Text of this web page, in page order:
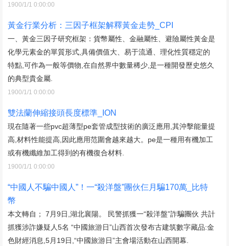
1900/1/1 0:00:00
黃金行業分析：三因子框架解釋黃金走勢_CPI
一、黃金三因子研究框架：貨幣屬性、金融屬性、避險屬性黃金是
化學元素金的單質形式,具備價值大、易于流通、理化性質穩定的
特點,可作為一般等價物,在自然界中數量稀少,是一種開發歷史悠久
的典型貴金屬.
1900/1/1 0:00:00
雙法蘭伸縮接頭長度標準_ION
現在隨著一些pvc超薄型pe套管成型技術的廣泛應用,其沖擊能量提
高,材料性能提高,因此應用范圍會越來越大。pe是一種用有機加工
或有機纖維加工得到的有機復合材料.
1900/1/1 0:00:00
“中國人不騙中國人”！一“殺洋盤”團伙仨月騙170萬_比特
幣
本文轉自； 7月9日,湖北襄陽。 民警抓獲一“殺洋盤”詐騙團伙 共計
抓獲涉詐嫌疑人5名 “中國旅游日”山西首次發布古建筑數字藏品:金
色財經消息,5月19日,“中國旅游日”主會場活動在山西開幕.